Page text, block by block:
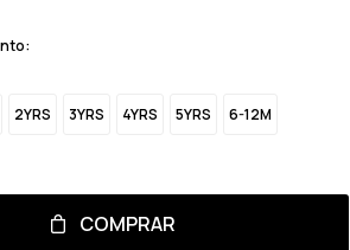
2YRS 3YRS 4YRS 5YRS 6-12M
COMPRAR